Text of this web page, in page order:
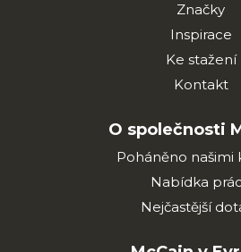
Značky
Inspirace
Ke stažení
Kontakt
O společnosti
Poháněno našimi
Nabídka
Nejčastější